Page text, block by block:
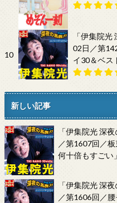
10
「伊集院
02日／第
イ30＆ベス
新しい記事
「伊集院光 深
／第1607回／
何十倍もすごい
「伊集院光 深
／第1606回／